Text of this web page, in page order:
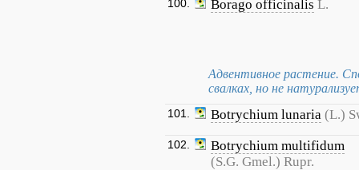
100. Borago officinalis L.
Адвентивное растение.
свалках, но не
101. Botrychium lunaria (L.)
102.
Botrychium multifidum
(S.G. Gmel.) Rupr.